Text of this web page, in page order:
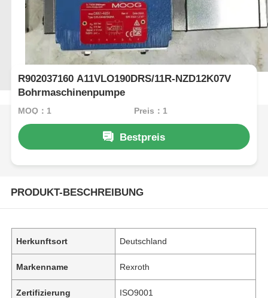
R902037160 A11VLO190DRS/11R-NZD12K07V
Bohrmaschinenpumpe
MOQ：1 Preis：1
Bestpreis
PRODUKT-BESCHREIBUNG
Herkunftsort Deutschland
Markenname Rexroth
Zertifizierung ISO9001